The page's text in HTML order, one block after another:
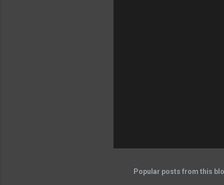
Popular posts from this